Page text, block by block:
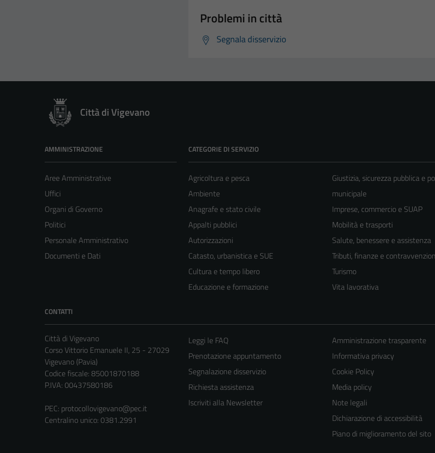
Problemi in città
Segnala disservizio
Città di Vigevano
AMMINISTRAZIONE
Aree Amministrative
Uffici
Organi di Governo
Politici
Personale Amministrativo
Documenti e Dati
CATEGORIE DI SERVIZIO
Agricoltura e pesca
Ambiente
Anagrafe e stato civile
Appalti pubblici
Autorizzazioni
Catasto, urbanistica e SUE
Cultura e tempo libero
Educazione e formazione
Giustizia, sicurezza pubblica e
municipale
Imprese, commercio e SUAP
Mobilità e trasporti
Salute, benessere e assistenza
Tributi, finanze e
Turismo
Vita lavorativa
CONTATTI
Città di Vigevano
Corso Vittorio Emanuele II, 25 - 27029
Vigevano (Pavia)
Codice fiscale: 85001870188
P.IVA: 00437580186
PEC: protocollovigevano@pec.it
Centralino unico: 0381.2991
Leggi le FAQ
Prenotazione appuntamento
Segnalazione disservizio
Richiesta assistenza
Iscriviti alla Newsletter
Amministrazione trasparente
Informativa privacy
Cookie Policy
Media policy
Note legali
Dichiarazione di accessibilità
Piano di miglioramento del sito
Tecnici
Questi cookie
sono necessari
del sito e non